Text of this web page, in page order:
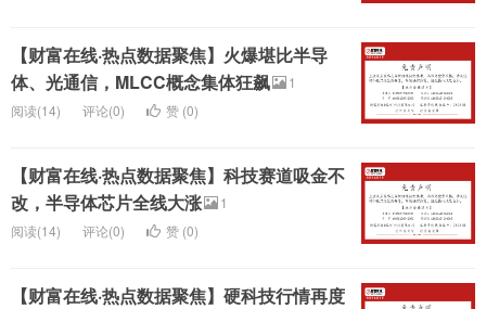
【财富在线·热点数据聚焦】火爆堪比半导
体、光通信，MLCC概念集体狂飙
1
阅读(14)
评论(0) 赞 (0)
【财富在线·热点数据聚焦】科技赛道吸金不
改，半导体芯片全线大涨
1
阅读(14)
评论(0) 赞 (0)
【财富在线·热点数据聚焦】硬科技行情再度